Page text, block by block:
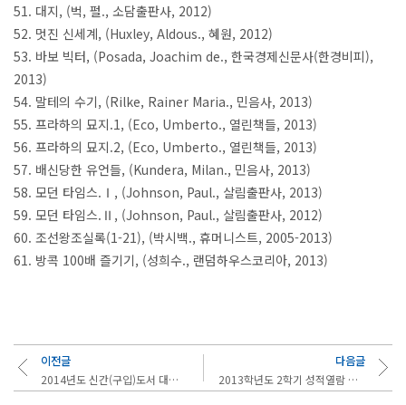
51. 대지, (벅, 펄., 소담출판사, 2012)
52. 멋진 신세계, (Huxley, Aldous., 혜원, 2012)
53. 바보 빅터, (Posada, Joachim de., 한국경제신문사(한경비피),
2013)
54. 말테의 수기, (Rilke, Rainer Maria., 민음사, 2013)
55. 프라하의 묘지.1, (Eco, Umberto., 열린책들, 2013)
56. 프라하의 묘지.2, (Eco, Umberto., 열린책들, 2013)
57. 배신당한 유언들, (Kundera, Milan., 민음사, 2013)
58. 모던 타임스.Ⅰ, (Johnson, Paul., 살림출판사, 2013)
59. 모던 타임스.Ⅱ, (Johnson, Paul., 살림출판사, 2012)
60. 조선왕조실록(1-21), (박시백., 휴머니스트, 2005-2013)
61. 방콕 100배 즐기기, (성희수., 랜덤하우스코리아, 2013)
이전글
2014년도 신간(구입)도서 대출안내(1월 2일)
다음글
2013학년도 2학기 성적열람 및 성적이의신청 안내